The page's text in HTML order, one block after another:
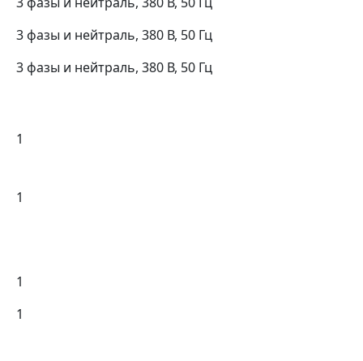
3 фазы и нейтраль, 380 В, 50 Гц
3 фазы и нейтраль, 380 В, 50 Гц
1
1
1
1